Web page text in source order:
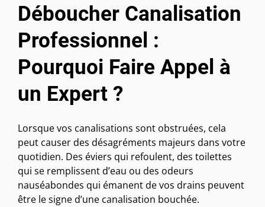
Déboucher Canalisation
Professionnel :
Pourquoi Faire Appel à
un Expert ?
Lorsque vos canalisations sont obstruées, cela
peut causer des désagréments majeurs dans votre
quotidien. Des éviers qui refoulent, des toilettes
qui se remplissent d’eau ou des odeurs
nauséabondes qui émanent de vos drains peuvent
être le signe d’une canalisation bouchée.